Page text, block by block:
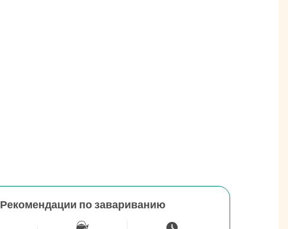
Рекомендации по завариванию